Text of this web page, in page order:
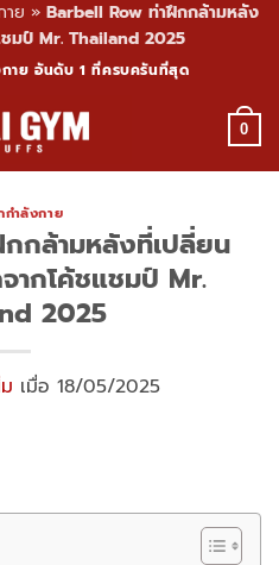
าย » Barbell Row ท่าฝึกกล้ามหลัง
มป์ Mr. Thailand 2025
าย อันดับ 1 ที่ครบครันที่สุด
0
กำลังกาย
กล้ามหลังที่เปลี่ยน
ากโค้ชแชมป์ Mr.
2025
เมื่อ 18/05/2025